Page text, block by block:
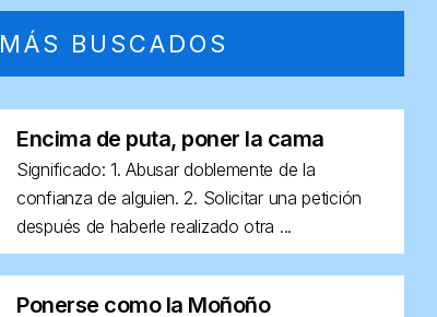
MÁS BUSCADOS
Encima de puta, poner la cama
Significado: 1. Abusar doblemente de la
confianza de alguien. 2. Solicitar una petición
después de haberle realizado otra ...
Ponerse como la Moñoño